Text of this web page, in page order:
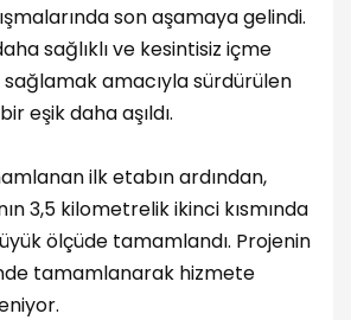
son aşamaya gelindi.
sağlıklı ve kesintisiz içme
amacıyla sürdürülen
eşik daha aşıldı.
ilk etabın ardından,
3,5 kilometrelik ikinci kısmında
ölçüde tamamlandı. Projenin
tamamlanarak hizmete